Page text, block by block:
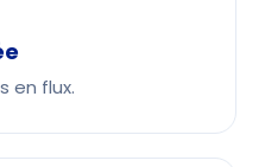
en flux.